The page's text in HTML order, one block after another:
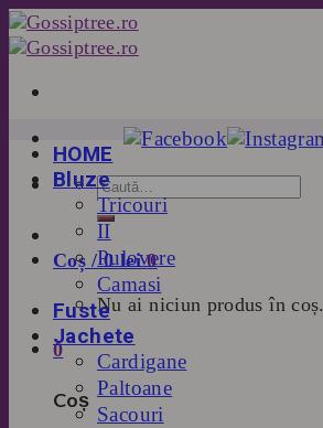
Skip
to
Coș /0lei 0
Nu ai niciun produs în coș.
0
Coș
HOME
Bluze
Tricouri
II
Pulovere
Camasi
Fuste
Jachete
Cardigane
Paltoane
Sacouri